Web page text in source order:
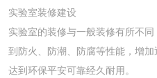
实验室装修建设
实验室的装修与一般装修有所不
到防火、防潮、防腐等性能，增
达到环保平安可靠经久耐用。